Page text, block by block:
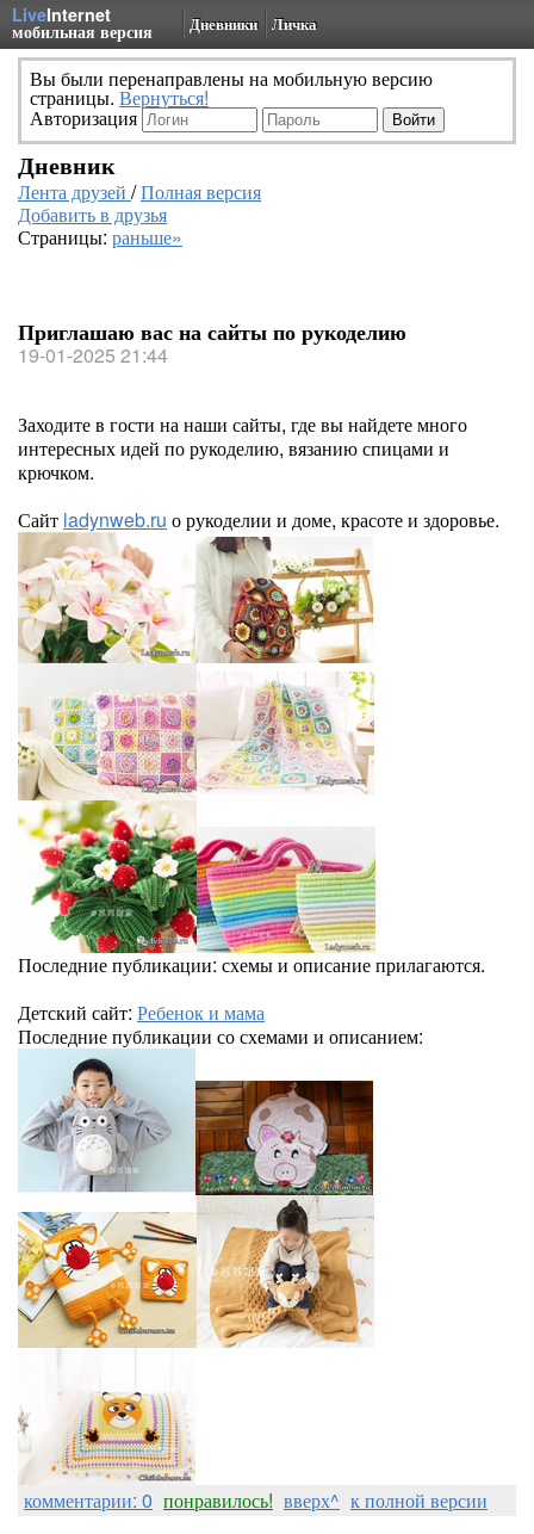
LiveInternet
мобильная версия Дневники Личка
Вы были перенаправлены на мобильную версию
страницы. Вернуться!
Авторизация
Дневник
Лента друзей /Полная версия
Добавить в друзья
Страницы: раньше»
Приглашаю вас на сайты по рукоделию
19-01-2025 21:44
Заходите в гости на наши сайты, где вы найдете много
интересных идей по рукоделию, вязанию спицами и
крючком.
Сайт ladynweb.ru о рукоделии и доме, красоте и здоровье.
Последние публикации: схемы и описание прилагаются.
Детский сайт: Ребенок и мама
Последние публикации со схемами и описанием:
комментарии: 0 понравилось! вверх^ к полной версии